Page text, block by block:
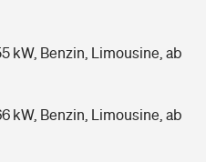
kW, Benzin, Limousine, ab
kW, Benzin, Limousine, ab